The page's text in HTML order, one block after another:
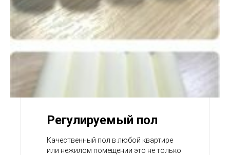
Регулируемый пол
Качественный пол в любой квартире
или нежилом помещении это не только